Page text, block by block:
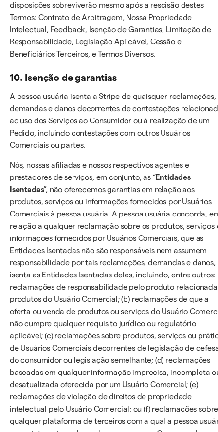
disposições sobreviverão mesmo após a rescisão destes
Termos: Contrato de Arbitragem, Nossa Propriedade
Intelectual, Feedback, Isenção de Garantias, Limitação de
Responsabilidade, Legislação Aplicável, Cessão e
Beneficiários Terceiros, e Termos Diversos.
10. Isenção de garantias
A pessoa usuária isenta a Stripe de quaisquer reclamações,
demandas e danos decorrentes de contestações
ao uso dos Serviços ao Consumidor ou à realização de um
Pedido, incluindo contestações com outros Usuários
Comerciais ou partes.
Nós, nossas afiliadas e nossos respectivos agentes e
prestadores de serviços, em conjunto, as “Entidades
Isentadas”, não oferecemos garantias em relação aos
produtos, serviços ou informações fornecidos por Usuários
Comerciais à pessoa usuária. A pessoa usuária concorda,
relação a qualquer reclamação sobre os produtos, serviços
informações fornecidos por Usuários Comerciais, que as
Entidades Isentadas não são responsáveis nem assumem
responsabilidade por tais reclamações, demandas e danos,
isenta as Entidades Isentadas deles, incluindo, entre outros:
reclamações de responsabilidade pelo produto
produtos do Usuário Comercial; (b) reclamações de que a
oferta ou venda de produtos ou serviços do Usuário
não cumpre qualquer requisito jurídico ou regulatório
aplicável; (c) reclamações sobre produtos, serviços ou
de Usuários Comerciais decorrentes de legislação de
do consumidor ou legislação semelhante; (d) reclamações
baseadas em qualquer informação imprecisa, incompleta
desatualizada oferecida por um Usuário Comercial; (e)
reclamações de violação de direitos de propriedade
intelectual pelo Usuário Comercial; ou (f) reclamações sobre
qualquer plataforma de terceiros com a qual a pessoa